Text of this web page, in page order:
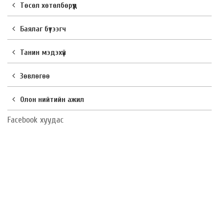
Төсөл хөтөлбөрүүд
Баялаг бүтээгч
Танин мэдэхүй
Зөвлөгөө
Олон нийтийн ажил
Facebook хуудас